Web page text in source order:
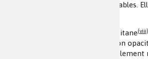
équitables et économiquement viables.
Prenons l’exemple du dioxyde de titane(viii)
blanc, très utilisé. Sa blancheur, son
sa résistance aux UV le rend